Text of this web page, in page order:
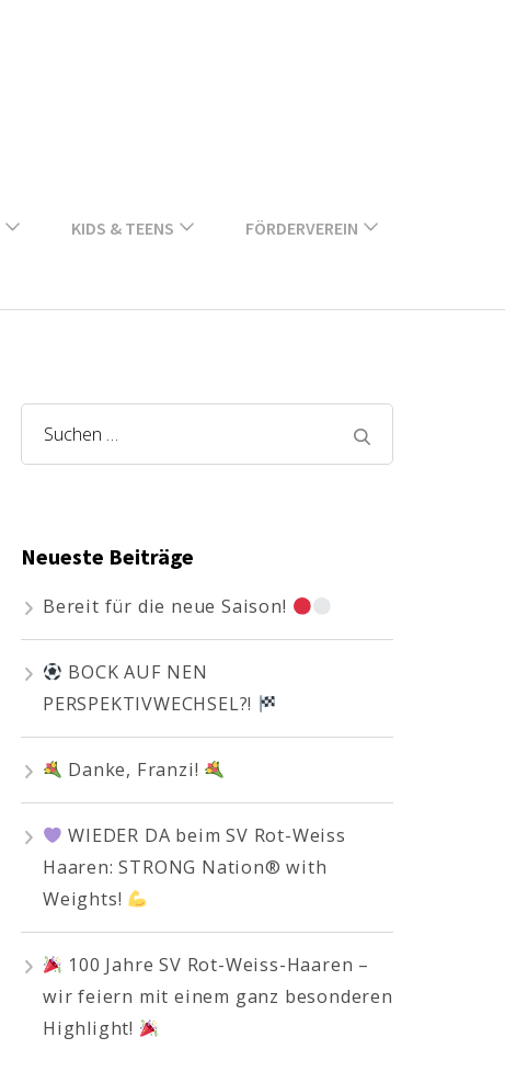
KIDS & TEENS
FÖRDERVEREIN
Suchen
nach:
Neueste Beiträge
Bereit für die neue Saison!
BOCK AUF NEN
PERSPEKTIVWECHSEL?!
Danke, Franzi!
WIEDER DA beim SV Rot-Weiss
Haaren: STRONG Nation® with
Weights!
100 Jahre SV Rot-Weiss-Haaren –
wir feiern mit einem ganz besonderen
Highlight!